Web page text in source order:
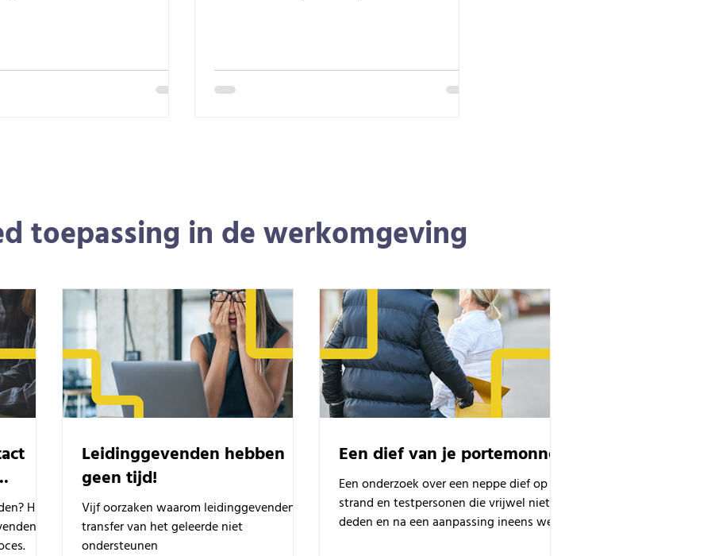
toepassing in de werkomgeving
Hier
te
Leidinggevenden hebben
geen tijd!
Vijf oorzaken waarom leidinggevenden de
transfer van het geleerde niet
ondersteunen
Een dief van je portemonnee
Een onderzoek over een neppe dief op het
strand en testpersonen die vrijwel niets
deden en na een aanpassing ineens wel +